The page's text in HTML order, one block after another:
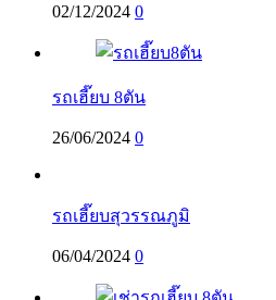
02/12/2024 0
รถเฮี๊ยบ 8ตัน
26/06/2024 0
รถเฮี๊ยบสุวรรณภูมิ
06/04/2024 0